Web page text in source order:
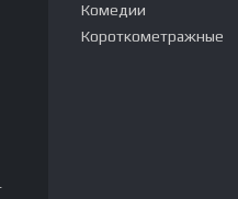
Комедии
Короткометражные